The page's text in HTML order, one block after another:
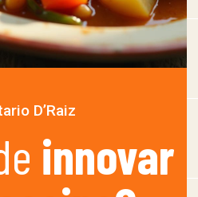
D’Raiz
innovar